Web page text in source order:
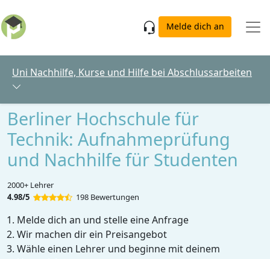
Melde dich an
Uni Nachhilfe, Kurse und Hilfe bei Abschlussarbeiten
Berliner Hochschule für
Technik: Aufnahmeprüfung
und Nachhilfe für Studenten
2000+ Lehrer
4.98/5
198 Bewertungen
Melde dich an und stelle eine Anfrage
Wir machen dir ein Preisangebot
Wähle einen Lehrer und beginne mit deinem